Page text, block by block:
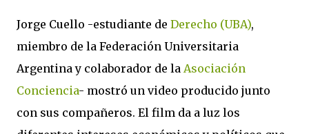
Jorge Cuello -estudiante de Derecho (UBA),
miembro de la Federación Universitaria
Argentina y colaborador de la Asociación
Conciencia- mostró un video producido junto
con sus compañeros. El film da a luz los